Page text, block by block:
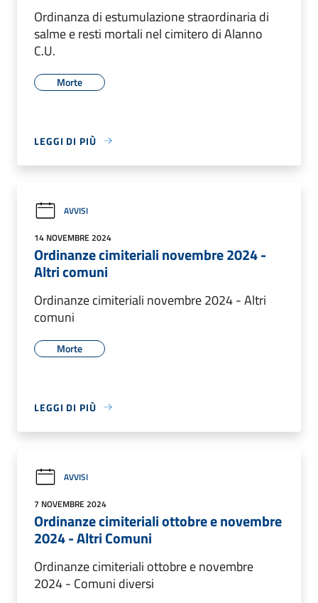
Ordinanza di estumulazione straordinaria di
salme e resti mortali nel cimitero di Alanno
C.U.
Morte
LEGGI DI PIÙ
AVVISI
14 NOVEMBRE 2024
Ordinanze cimiteriali novembre 2024 -
Altri comuni
Ordinanze cimiteriali novembre 2024 - Altri
comuni
Morte
LEGGI DI PIÙ
AVVISI
7 NOVEMBRE 2024
Ordinanze cimiteriali ottobre e novembre
2024 - Altri Comuni
Ordinanze cimiteriali ottobre e novembre
2024 - Comuni diversi